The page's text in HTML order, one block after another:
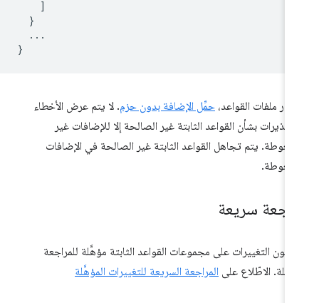
ملفات القواعد،حمِّل الإضافة بدون حزم. لا يتم عرض الأخطاء
بشأن القواعد الثابتة غير الصالحة إلا للإضافات غير
يتم تجاهل القواعد الثابتة غير الصالحة في الإضافات
سريعة
التغييرات على مجموعات القواعد الثابتة مؤهَّلة للمراجعة
الاطّلاع على المراجعة السريعة للتغييرات المؤهَّلة